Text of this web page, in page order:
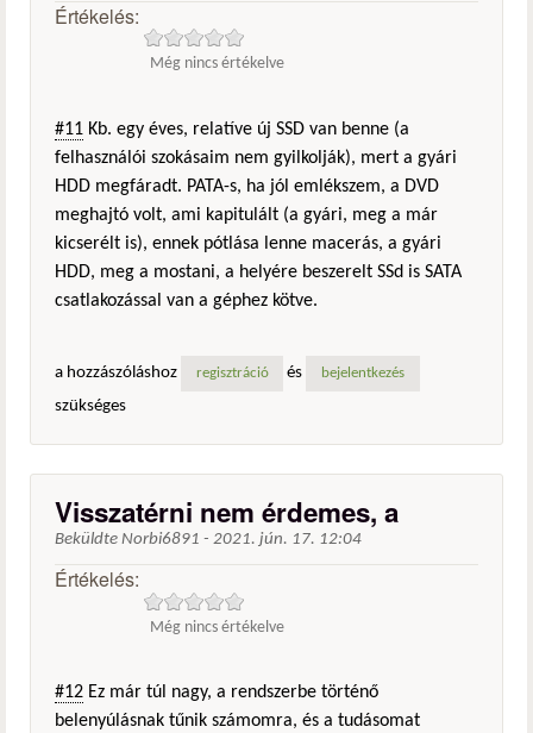
Értékelés:
Még nincs értékelve
#11 Kb. egy éves, relatíve új SSD van benne (a
felhasználói szokásaim nem gyilkolják), mert a gyári
HDD megfáradt. PATA-s, ha jól emlékszem, a DVD
meghajtó volt, ami kapitulált (a gyári, meg a már
kicserélt is), ennek pótlása lenne macerás, a gyári
HDD, meg a mostani, a helyére beszerelt SSd is SATA
csatlakozással van a géphez kötve.
a hozzászóláshoz regisztráció és bejelentkezés
szükséges
Visszatérni nem érdemes, a
Beküldte Norbi6891 - 2021. jún. 17. 12:04
Értékelés:
Még nincs értékelve
#12 Ez már túl nagy, a rendszerbe történő
belenyúlásnak tűnik számomra, és a tudásomat